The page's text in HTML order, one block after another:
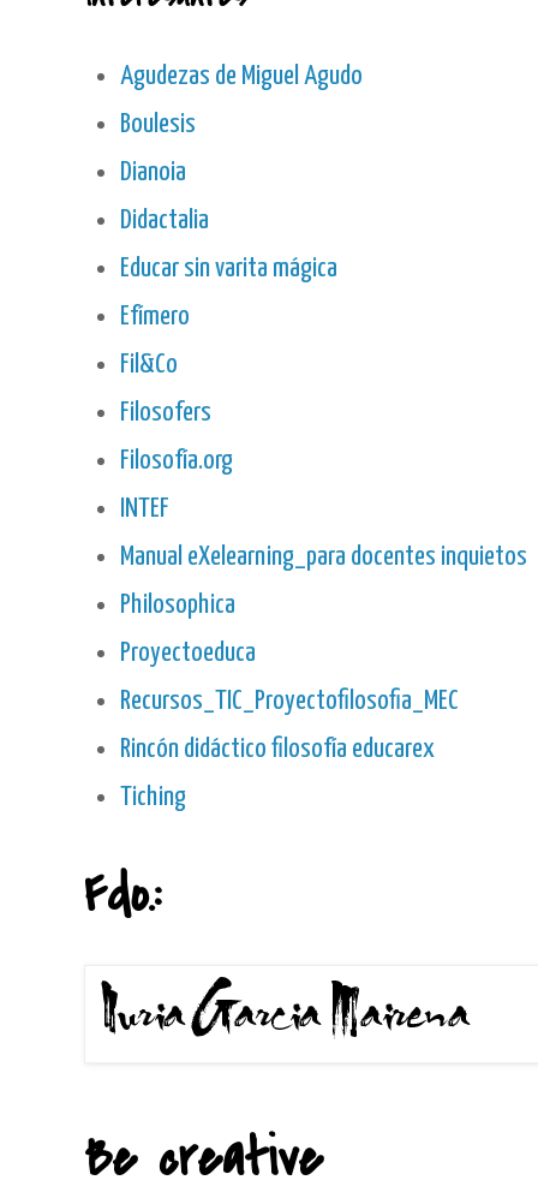
Agudezas de Miguel Agudo
Boulesis
Dianoia
Didactalia
Educar sin varita mágica
Efímero
Fil&Co
Filosofers
Filosofía.org
INTEF
Manual eXelearning_para docentes inquietos
Philosophica
Proyectoeduca
Recursos_TIC_Proyectofilosofia_MEC
Rincón didáctico filosofía educarex
Tiching
Fdo.:
Be creative